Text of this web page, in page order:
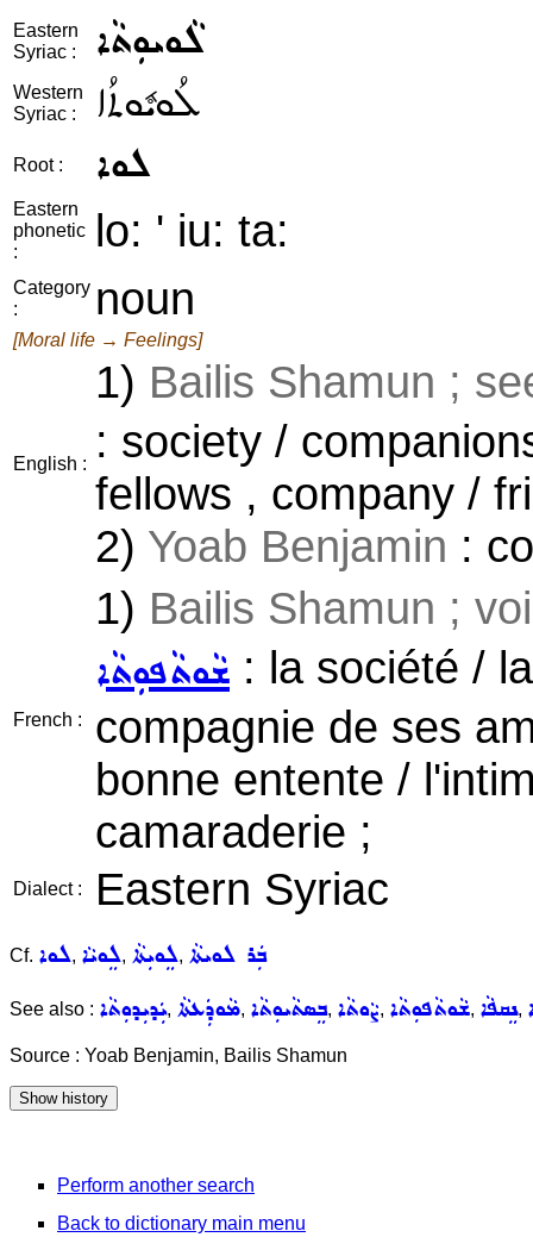
Eastern
Syriac :
ܠܵܘܝܘܼܬܵܐ
Western
Syriac :
ܠܳܘܝܽܘܬܳܐ
Root : ܠܘܐ
Eastern
phonetic
:
lo: ' iu: ta:
Category
:
noun
[Moral life → Feelings]
English :
1) Bailis Shamun ;
: society /
fellows , company /
2) Yoab Benjamin :
French :
1) Bailis Shamun ;
ܫܵܘܬܵܦܘܼܬܵܐ : la société /
compagnie de ses
bonne entente /
camaraderie ;
Dialect : Eastern Syriac
Cf. ܠܘܐ, ܠܸܘܝܵܐ, ܠܸܘܝܼܬܵܐ, ܒܲܪ ܠܘܝܬܵܐ
See also : ܝܲܕܝܼܕܘܼܬܵܐ, ܡܵܘܕܲܥܬܵܐ, ܒܸܣܬܵܝܘܼܬܵܐ, ܨܵܘܬܵܐ, ܫܵܘܬܵܦܘܼܬܵܐ, ܢܸܩܦܵܐ,
Source : Yoab Benjamin, Bailis Shamun
Perform another search
Back to dictionary main menu